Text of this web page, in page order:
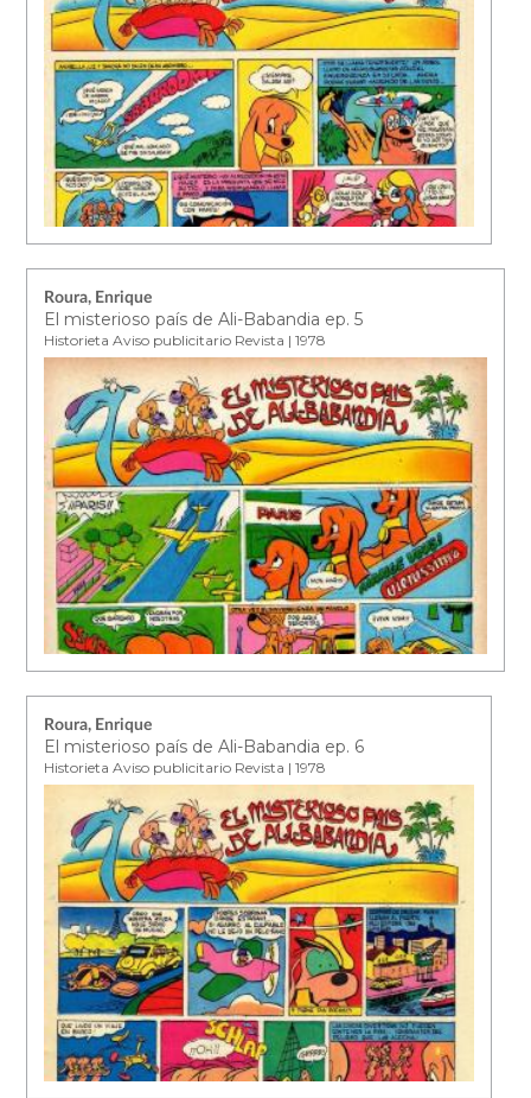
Roura, Enrique
El misterioso país de Ali-Babandia ep. 5
Historieta Aviso publicitario Revista | 1978
Roura, Enrique
El misterioso país de Ali-Babandia ep. 6
Historieta Aviso publicitario Revista | 1978